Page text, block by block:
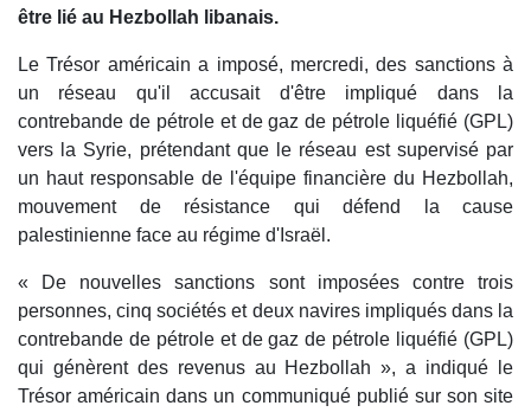
être lié au Hezbollah libanais.
Le Trésor américain a imposé, mercredi, des sanctions à
un réseau qu'il accusait d'être impliqué dans la
contrebande de pétrole et de gaz de pétrole liquéfié (GPL)
vers la Syrie, prétendant que le réseau est supervisé par
un haut responsable de l'équipe financière du Hezbollah,
mouvement de résistance qui défend la cause
palestinienne face au régime d'Israël.
« De nouvelles sanctions sont imposées contre trois
personnes, cinq sociétés et deux navires impliqués dans la
contrebande de pétrole et de gaz de pétrole liquéfié (GPL)
qui génèrent des revenus au Hezbollah », a indiqué le
Trésor américain dans un communiqué publié sur son site